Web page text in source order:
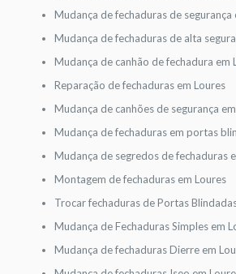
Mudança de fechaduras de segurança
Mudança de fechaduras de alta
Mudança de canhão de fechadura em
Reparação de fechaduras em Loures
Mudança de canhões de segurança
Mudança de fechaduras em portas
Mudança de segredos de fechaduras
Montagem de fechaduras em Loures
Trocar fechaduras de Portas
Mudança de Fechaduras Simples em
Mudança de fechaduras Dierre em